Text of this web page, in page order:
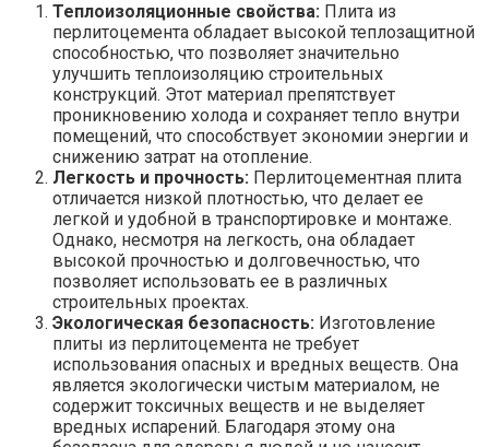
Теплоизоляционные свойства: Плита из
перлитоцемента обладает высокой теплозащитной
способностью, что позволяет значительно
улучшить теплоизоляцию строительных
конструкций. Этот материал препятствует
проникновению холода и сохраняет тепло внутри
помещений, что способствует экономии энергии и
снижению затрат на отопление.
Легкость и прочность: Перлитоцементная плита
отличается низкой плотностью, что делает ее
легкой и удобной в транспортировке и монтаже.
Однако, несмотря на легкость, она обладает
высокой прочностью и долговечностью, что
позволяет использовать ее в различных
строительных проектах.
Экологическая безопасность: Изготовление
плиты из перлитоцемента не требует
использования опасных и вредных веществ. Она
является экологически чистым материалом, не
содержит токсичных веществ и не выделяет
вредных испарений. Благодаря этому она